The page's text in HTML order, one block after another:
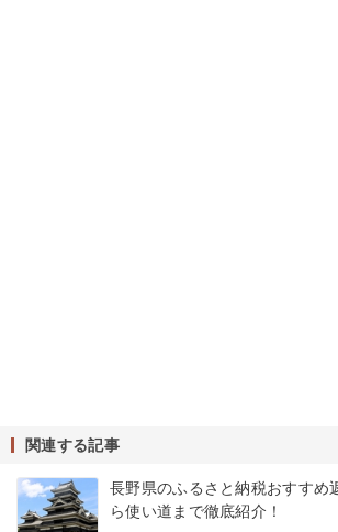
関連する記事
長野県のふるさと納税おすすめ
ら使い道まで徹底紹介！